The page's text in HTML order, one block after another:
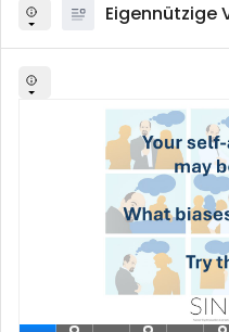
Eigennützige